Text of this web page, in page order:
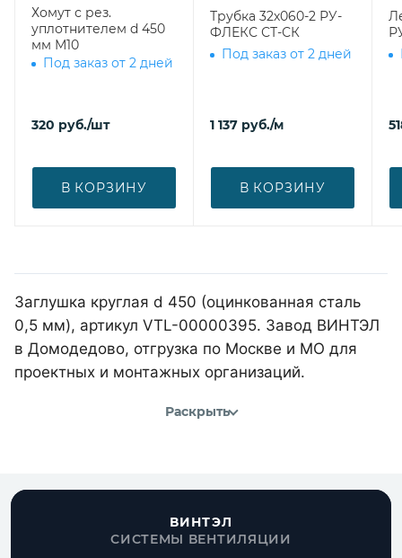
Хомут с рез.
уплотнителем d 450
мм М10
Под заказ от 2 дней
320 руб./шт
В КОРЗИНУ
Трубка 32х060-2 РУ-
ФЛЕКС СТ-СК
Под заказ от 2 дней
1 137 руб./м
В КОРЗИНУ
Заглушка круглая d 450 (оцинкованная сталь
0,5 мм), артикул VTL-00000395. Завод ВИНТЭЛ
в Домодедово, отгрузка по Москве и МО для
проектных и монтажных организаций.
Раскрыть
ВИНТЭЛ
СИСТЕМЫ ВЕНТИЛЯЦИИ